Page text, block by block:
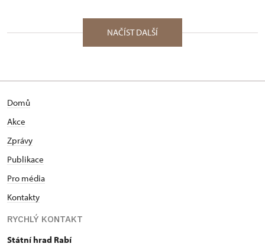
NAČÍST DALŠÍ
Domů
Akce
Zprávy
Publikace
Pro média
Kontakty
RYCHLÝ KONTAKT
Státní hrad Rabí